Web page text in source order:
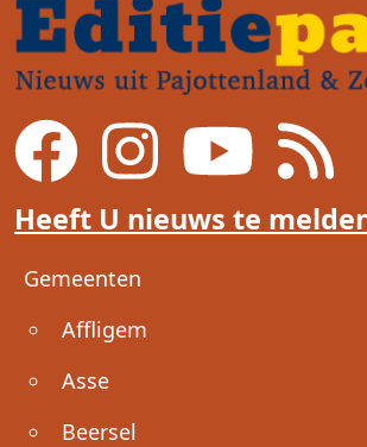
Heeft U nieuws te
Voet
Gemeenten
Affligem
Asse
Beersel